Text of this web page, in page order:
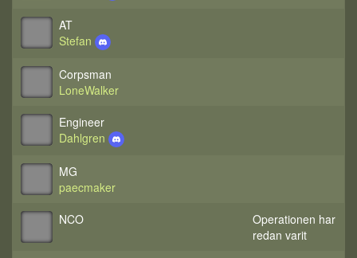
AT
Stefan
Corpsman
LoneWalker
Engineer
Dahlgren
MG
paecmaker
NCO
Operationen har
redan varit